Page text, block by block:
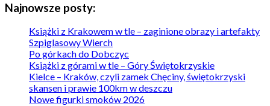
Najnowsze posty:
Książki z Krakowem w tle – zaginione obrazy i artefakty
Szpiglasowy Wierch
Po górkach do Dobczyc
Książki z górami w tle – Góry Świętokrzyskie
Kielce – Kraków, czyli zamek Chęciny, świętokrzyski
skansen i prawie 100km w deszczu
Nowe figurki smoków 2026